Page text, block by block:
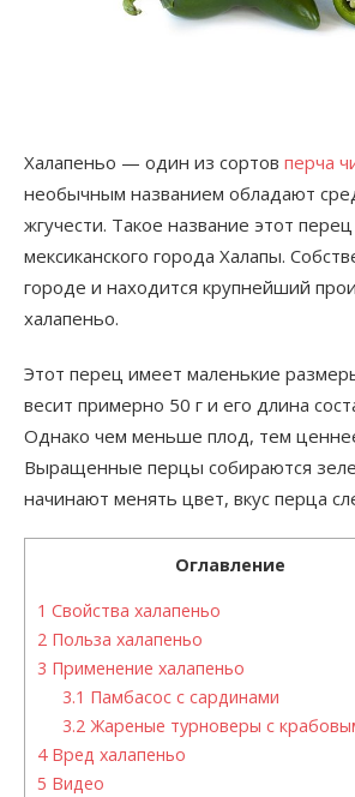
Халапеньо — один из сортов перча
необычным названием обладают
жгучести. Такое название этот
мексиканского города Халапы.
городе и находится крупнейший
халапеньо.
Этот перец имеет маленькие
весит примерно 50 г и его длина
Однако чем меньше плод, тем
Выращенные перцы собираются
начинают менять цвет, вкус перца
Оглавление
1 Свойства халапеньо
2 Польза халапеньо
3 Применение халапеньо
3.1 Памбасос с сардинами
3.2 Жареные турноверы с
4Вред халапеньо
5 Видео